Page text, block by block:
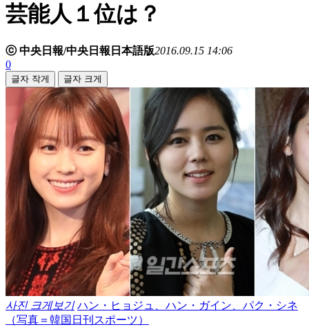
芸能人１位は？
ⓒ 中央日報/中央日報日本語版2016.09.15 14:06
0
글자 작게 글자 크게
사진 크게보기 ハン・ヒョジュ、ハン・ガイン、パク・シネ
（写真＝韓国日刊スポーツ）